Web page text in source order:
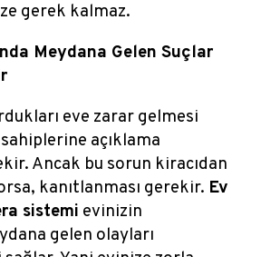
gerek kalmaz.
Meydana Gelen Suçlar
eve zarar gelmesi
açıklama
Ancak bu sorun kiracıdan
kanıtlanması gerekir. Ev
sistemi evinizin
gelen olayları